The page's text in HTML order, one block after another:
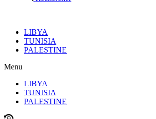
LIBYA
TUNISIA
PALESTINE
Menu
LIBYA
TUNISIA
PALESTINE